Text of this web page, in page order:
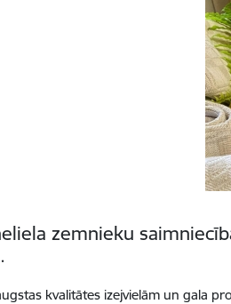
zemnieku
kvalitātes izejvielām un gala